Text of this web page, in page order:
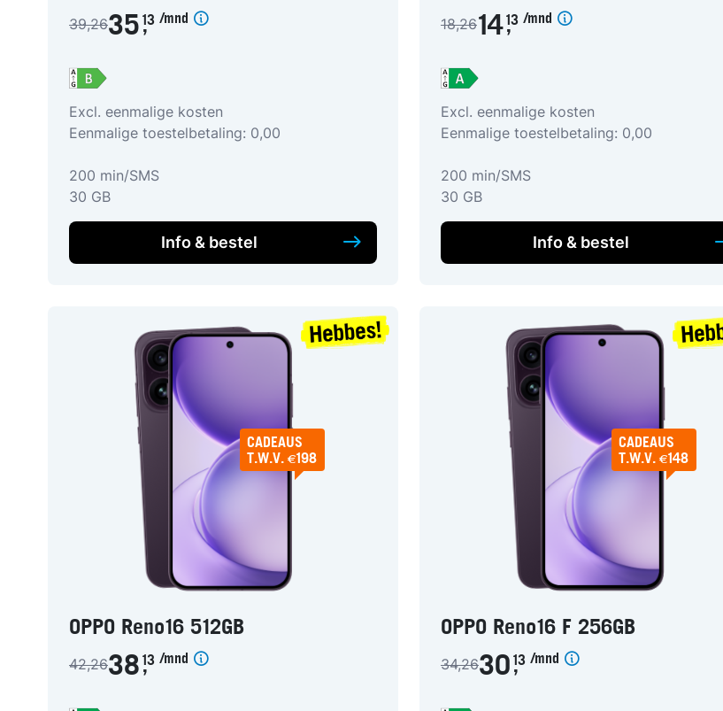
39,2635 ,
13 /mnd
Excl. eenmalige kosten
Eenmalige toestelbetaling: 0,00
200 min/SMS
30 GB
Info & bestel
18,2614,
13 /mnd
Excl. eenmalige kosten
Eenmalige toestelbetaling: 0,00
200 min/SMS
30 GB
Info & bestel
CADEAUS
T.W.V. €198
OPPO Reno16 512GB
42,2638 ,
13 /mnd
CADEAUS
T.W.V. €148
OPPO Reno16 F 256GB
34,2630 ,
13 /mnd